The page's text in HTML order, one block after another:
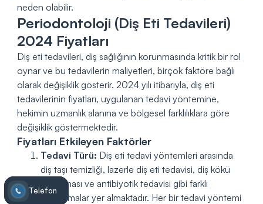
neden olabilir.
Periodontoloji (Diş Eti Tedavileri)
2024 Fiyatları
Diş eti tedavileri, diş sağlığının korunmasında kritik bir rol
oynar ve bu tedavilerin maliyetleri, birçok faktöre bağlı
olarak değişiklik gösterir. 2024 yılı itibarıyla, diş eti
tedavilerinin fiyatları, uygulanan tedavi yöntemine,
hekimin uzmanlık alanına ve bölgesel farklılıklara göre
değişiklik göstermektedir.
Fiyatları Etkileyen Faktörler
Tedavi Türü: Diş eti tedavi yöntemleri arasında
diş taşı temizliği, lazerle diş eti tedavisi, diş kökü
planlaması ve antibiyotik tedavisi gibi farklı
uygulamalar yer almaktadır. Her bir tedavi yöntemi
Telefon
Telefon